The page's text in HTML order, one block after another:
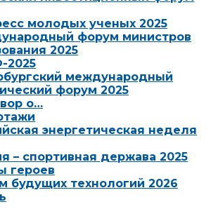
молодых ученых 2025
форум министров
2025
2025
международный
форум 2025
о…
энергетическая неделя
– спортивная держава 2025
героев
будущих технологий 2026